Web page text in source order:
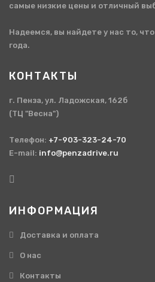
самые низкие цены и отличный
Надеемся, вы найдете у нас то,
года.
КОНТАКТЫ
г. Пенза, ул. Ладожская, 162б
(ТЦ "Весна")
Телефон: +7-903-323-24-70
E-mail: info@penzadrive.ru
ИНФОРМАЦИЯ
Доставка и оплата
О нас
Контакты